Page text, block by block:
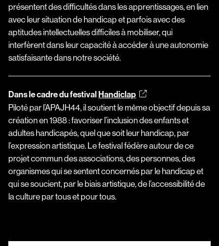
présentent des difficultés dans les apprentissages, en lien
avec leur situation de handicap et parfois avec des
aptitudes intellectuelles difficiles à mobiliser, qui
interfèrent dans leur capacité à accéder à une autonomie
satisfaisante dans notre société.
Dans le cadre du festivalHandiclap
Piloté par l’APAJH44, il soutient le même objectif depuis sa
création en 1988 : favoriser l’inclusion des enfants et
adultes handicapés, quel que soit leur handicap, par
l’expression artistique. Le festival fédère autour de ce
projet commun des associations, des personnes, des
organismes qui se sentent concernés par le handicap et
qui se soucient, par le biais artistique, de l’accessibilité de
la culture par tous et pour tous.